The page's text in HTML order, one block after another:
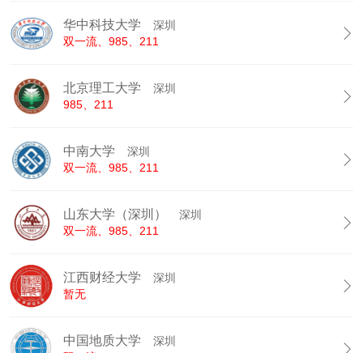
华中科技大学
深圳
双一流、985、211

北京理工大学
深圳
985、211

中南大学
深圳
双一流、985、211

山东大学（深圳）
深圳
双一流、985、211

江西财经大学
深圳
暂无

中国地质大学
深圳
